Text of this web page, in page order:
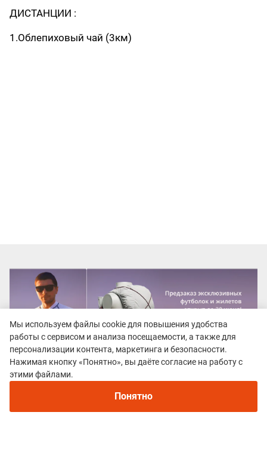
ДИСТАНЦИИ :
1.Облепиховый чай (3км)
Все гонки
Мы используем файлы cookie для повышения удобства
работы с сервисом и анализа посещаемости, а также для
персонализации контента, маркетинга и безопасности.
Нажимая кнопку «Понятно», вы даёте согласие на работу с
этими файлами.
Понятно